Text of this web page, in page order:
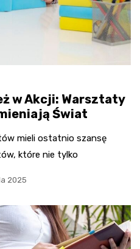
w Akcji: Warsztaty
Świat
mieli ostatnio szansę
które nie tylko
2025